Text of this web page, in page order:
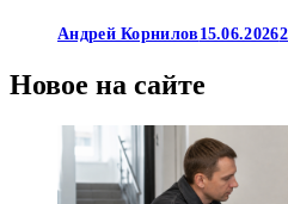
Андрей Корнилов 15.06.2026
Новое на сайте